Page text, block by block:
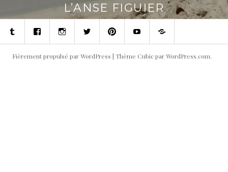
L’ANSE FIGUIER
TumblrFacebookInstagramTwitterPinterestYoutubeContact
Fièrement propulsé par WordPress | Thème Cubic parWordPress.com.